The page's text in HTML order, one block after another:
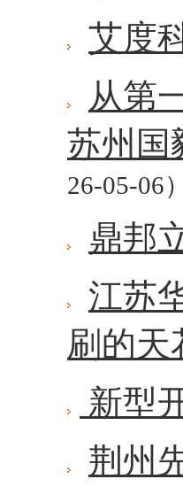
艾度
从第
苏州国
26-05-06）
鼎邦
江苏
刷的天
新型
荆州